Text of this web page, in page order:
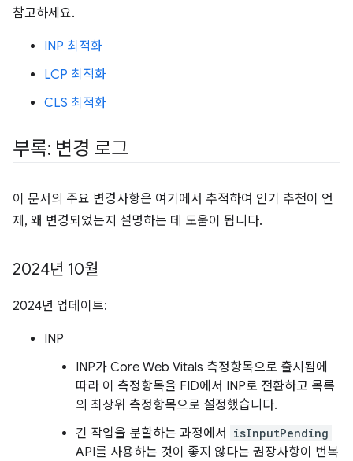
참고하세요.
INP 최적화
LCP 최적화
CLS 최적화
부록: 변경 로그
이 문서의 주요 변경사항은 여기에서 추적하여 인기 추천이 언
제, 왜 변경되었는지 설명하는 데 도움이 됩니다.
2024년 10월
2024년 업데이트:
INP
INP가 Core Web Vitals 측정항목으로 출시됨에
따라 이 측정항목을 FID에서 INP로 전환하고 목록
의 최상위 측정항목으로 설정했습니다.
긴 작업을 분할하는 과정에서
isInputPending
API를 사용하는 것이 좋지 않다는 권장사항이 번복